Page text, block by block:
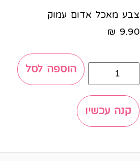
צבע מאכל אדום עמוק
9.90
₪
הוספה לסל
קנה עכשיו